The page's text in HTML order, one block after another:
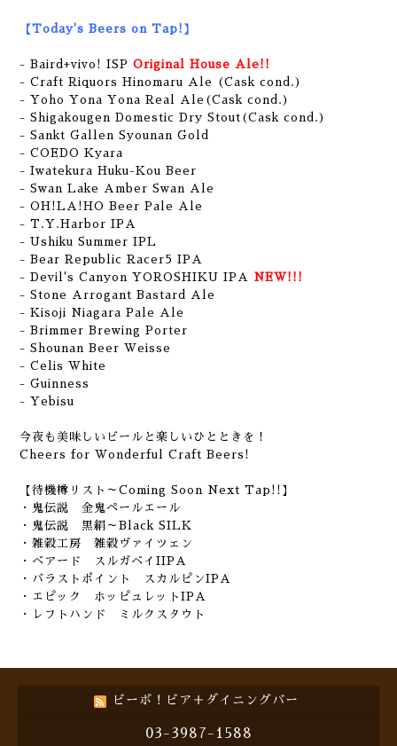
【Today's Beers on Tap!】
- Baird+vivo! ISP Original House Ale!!
- Craft Riquors Hinomaru Ale (Cask cond.)
- Yoho Yona Yona Real Ale(Cask cond.)
- Shigakougen Domestic Dry Stout(Cask cond.)
- Sankt Gallen Syounan Gold
- COEDO Kyara
- Iwatekura Huku-Kou Beer
- Swan Lake Amber Swan Ale
- OH!LA!HO Beer Pale Ale
- T.Y.Harbor IPA
- Ushiku Summer IPL
- Bear Republic Racer5 IPA
- Devil's Canyon YOROSHIKU IPA
NEW!!!
- Stone Arrogant Bastard Ale
- Kisoji Niagara Pale Ale
- Brimmer Brewing Porter
- Shounan Beer Weisse
- Celis White
- Guinness
- Yebisu
今夜も美味しいビールと楽しいひとときを！
Cheers for Wonderful Craft Beers!
【待機樽リスト～Coming Soon Next Tap!!】
・鬼伝説 金鬼ペールエール
・鬼伝説 黒絹～Black SILK
・雑穀工房 雑穀ヴァイツェン
・ベアード スルガベイIIPA
・バラストポイント スカルピンIPA
・エピック ホッピュレットIPA
・レフトハンド ミルクスタウト
ビーボ！ビア＋ダイニングバー
03-3987-1588